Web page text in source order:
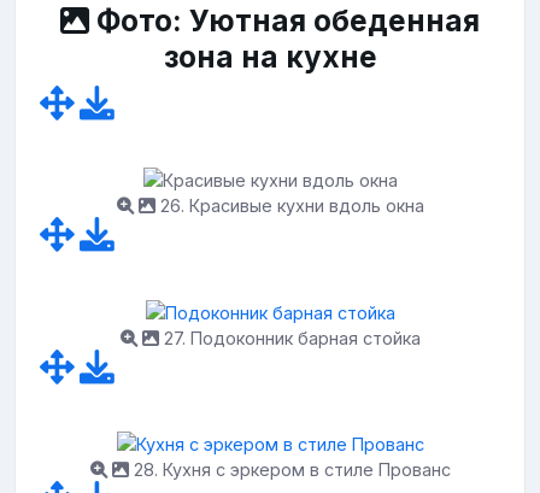
Фото: Уютная обеденная
зона на кухне
26. Красивые кухни вдоль окна
27. Подоконник барная стойка
28. Кухня с эркером в стиле Прованс